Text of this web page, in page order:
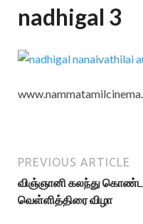
nadhigal 3
PREVIOUS ARTICLE
விஞ்ஞானி கலந்து கொண்ட
வெள்ளித்திரை விழா